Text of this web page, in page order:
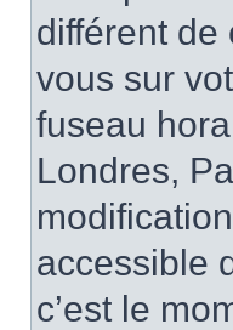
différent de
vous sur
fuseau
Londres,
accessible
c’est le